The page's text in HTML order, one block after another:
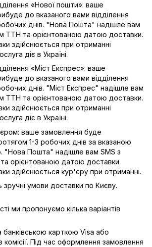
«Нової пошти»: ваше
до вказаного вами відділення
днів. "Нова Пошта" надішле вам
ТТН та орієнтованою датою доставки.
здійснюється при отриманні
діє в Україні.
«Міст Експрес»: ваше
до вказаного вами відділення
днів. "Міст Експрес" надішле вам
ТТН та орієнтованою датою доставки.
здійснюється при отриманні
діє в Україні.
ваше замовлення буде
1-3 робочих днів за вказаною
"Нова Пошта" надішле вам SMS з
орієнтованою датою доставки.
здійснюється кур'єру при отриманні.
умови доставки по Києву.
ми пропонуємо кілька варіантів
банківською карткою Visa або
комісії. Під час оформлення замовлення